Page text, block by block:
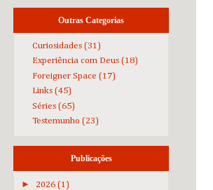
Outras Categorias
Curiosidades (31)
Experiência com Deus (18)
Foreigner Space (17)
Links (45)
Séries (65)
Testemunho (23)
Publicações
► 2026 (1)